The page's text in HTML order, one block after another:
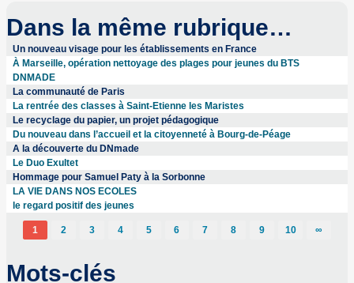
Dans la même rubrique…
Un nouveau visage pour les établissements en France
À Marseille, opération nettoyage des plages pour jeunes du BTS
DNMADE
La communauté de Paris
La rentrée des classes à Saint-Etienne les Maristes
Le recyclage du papier, un projet pédagogique
Du nouveau dans l’accueil et la citoyenneté à Bourg-de-Péage
A la découverte du DNmade
Le Duo Exultet
Hommage pour Samuel Paty à la Sorbonne
LA VIE DANS NOS ECOLES
le regard positif des jeunes
1 2 3 4 5 6 7 8 9 10 ∞
Mots-clés